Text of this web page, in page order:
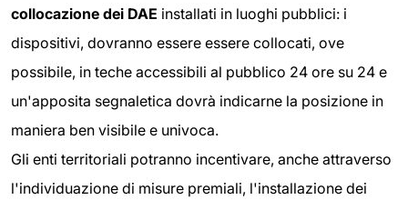
collocazione dei DAE installati in luoghi pubblici: i
dispositivi, dovranno essere essere collocati, ove
possibile, in teche accessibili al pubblico 24 ore su 24 e
un'apposita segnaletica dovrà indicarne la posizione in
maniera ben visibile e univoca.
Gli enti territoriali potranno incentivare, anche attraverso
l'individuazione di misure premiali, l'installazione dei